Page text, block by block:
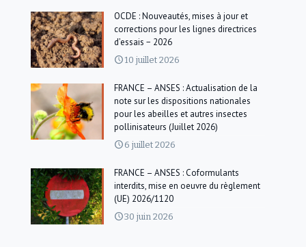
OCDE : Nouveautés, mises à jour et
corrections pour les lignes directrices
d’essais − 2026
10 juillet 2026
FRANCE – ANSES : Actualisation de la
note sur les dispositions nationales
pour les abeilles et autres insectes
pollinisateurs (Juillet 2026)
6 juillet 2026
FRANCE – ANSES : Coformulants
interdits, mise en oeuvre du règlement
(UE) 2026/1120
30 juin 2026